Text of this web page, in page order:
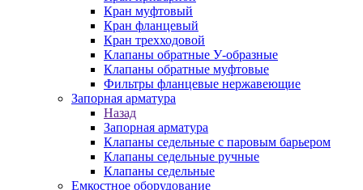
Кран муфтовый
Кран фланцевый
Кран трехходовой
Клапаны обратные У-образные
Клапаны обратные муфтовые
Фильтры фланцевые нержавеющие
Запорная арматура
Назад
Запорная арматура
Клапаны седельные с паровым барьером
Клапаны седельные ручные
Клапаны седельные
Емкостное оборудование